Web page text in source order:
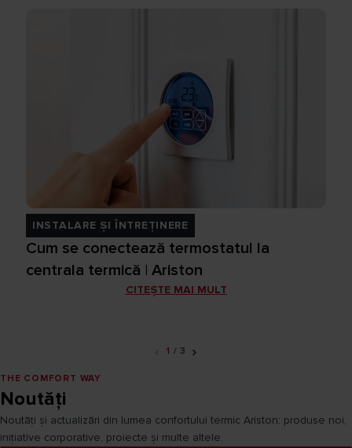
INSTALARE ȘI ÎNTREȚINERE
Cum se conectează termostatul la
centrala termică | Ariston
CITEȘTE MAI MULT
1 / 3 ›
THE COMFORT WAY
Noutăți
Noutăți și actualizări din lumea confortului termic Ariston: produse noi,
inițiative corporative, proiecte și multe altele.